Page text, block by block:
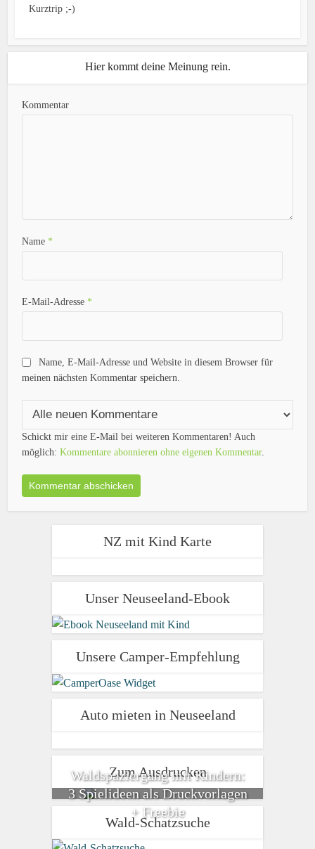
Kurztrip ;-)
Hier kommt deine Meinung rein.
Kommentar
Name *
E-Mail-Adresse *
Name, E-Mail-Adresse und Website in diesem Browser für
meinen nächsten Kommentar speichern.
Schickt mir eine E-Mail bei weiteren Kommentaren! Auch
möglich:Kommentare abonnieren ohne eigenen Kommentar.
NZ mit Kind Karte
Unser Neuseeland-Ebook
Unsere Camper-Empfehlung
Auto mieten in Neuseeland
Zum Ausdrucken
Waldspaziergang mit Kindern:
3 Spielideen als Druckvorlagen
+ Freebie
Wald-Schatzsuche